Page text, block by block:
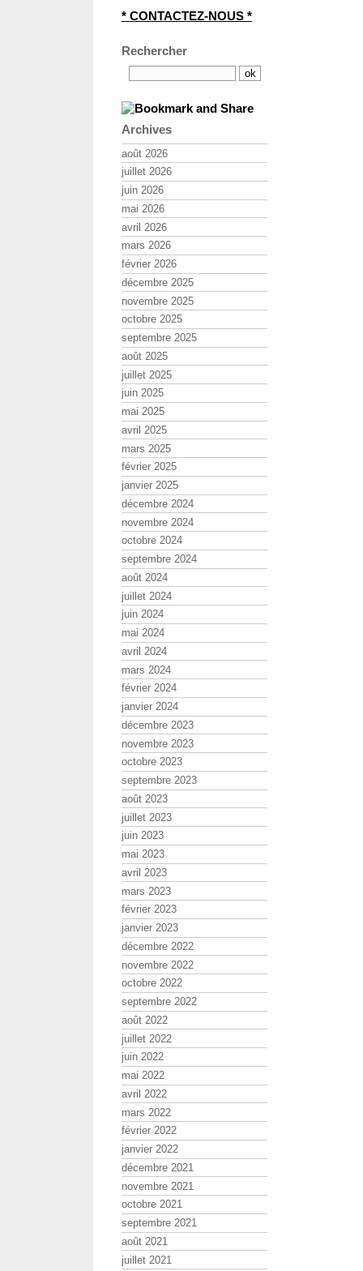
* CONTACTEZ-NOUS *
Rechercher
Archives
août 2026
juillet 2026
juin 2026
mai 2026
avril 2026
mars 2026
février 2026
décembre 2025
novembre 2025
octobre 2025
septembre 2025
août 2025
juillet 2025
juin 2025
mai 2025
avril 2025
mars 2025
février 2025
janvier 2025
décembre 2024
novembre 2024
octobre 2024
septembre 2024
août 2024
juillet 2024
juin 2024
mai 2024
avril 2024
mars 2024
février 2024
janvier 2024
décembre 2023
novembre 2023
octobre 2023
septembre 2023
août 2023
juillet 2023
juin 2023
mai 2023
avril 2023
mars 2023
février 2023
janvier 2023
décembre 2022
novembre 2022
octobre 2022
septembre 2022
août 2022
juillet 2022
juin 2022
mai 2022
avril 2022
mars 2022
février 2022
janvier 2022
décembre 2021
novembre 2021
octobre 2021
septembre 2021
août 2021
juillet 2021